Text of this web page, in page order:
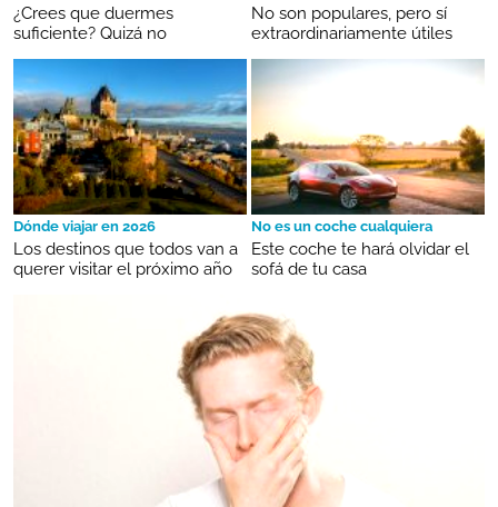
¿Crees que duermes
suficiente? Quizá no
No son populares, pero sí
extraordinariamente útiles
Dónde viajar en 2026
Los destinos que todos van a
querer visitar el próximo año
No es un coche cualquiera
Este coche te hará olvidar el
sofá de tu casa